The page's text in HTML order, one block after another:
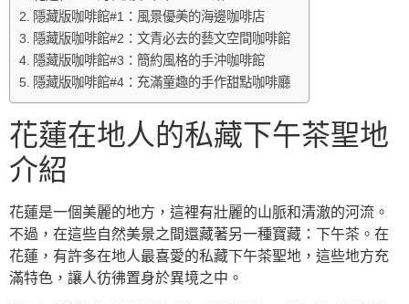
隱藏版咖啡館#1：風景優美的海邊咖啡店
隱藏版咖啡館#2：文青必去的藝文空間咖啡館
隱藏版咖啡館#3：簡約風格的手沖咖啡館
隱藏版咖啡館#4：充滿童趣的手作甜點咖啡廳
花蓮在地人的私藏下午茶聖地
介紹
花蓮是一個美麗的地方，這裡有壯麗的山脈和清澈的河流。
不過，在這些自然美景之間還藏著另一種寶藏：下午茶。在
花蓮，有許多在地人最喜愛的私藏下午茶聖地，這些地方充
滿特色，讓人彷彿置身於異境之中。